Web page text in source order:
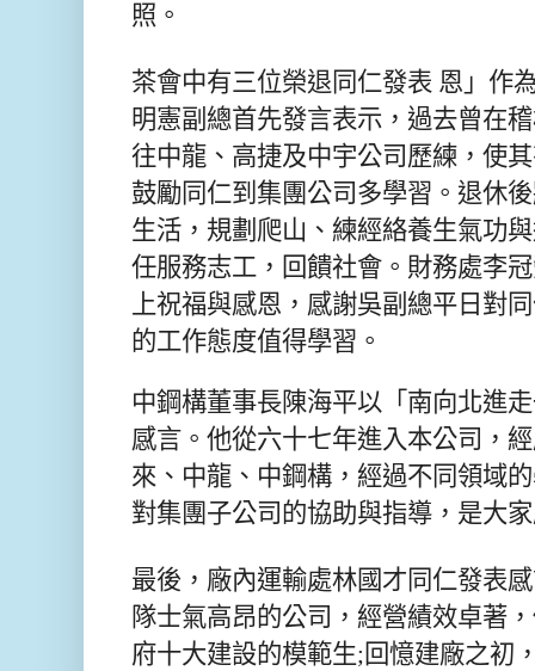
照。
茶會中有三位榮退同仁發表 恩」作
明憲副總首先發言表示，過去曾在
往中龍、高捷及中宇公司歷練，使
鼓勵同仁到集團公司多學習。退休
生活，規劃爬山、練經絡養生氣功
任服務志工，回饋社會。財務處李
上祝福與感恩，感謝吳副總平日對
的工作態度值得學習。
中鋼構董事長陳海平以「南向北進
感言。他從六十七年進入本公司，
來、中龍、中鋼構，經過不同領域
對集團子公司的協助與指導，是大
最後，廠內運輸處林國才同仁發表
隊士氣高昂的公司，經營績效卓著
府十大建設的模範生;回憶建廠之初